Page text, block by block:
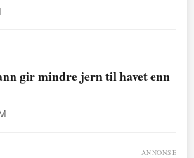
gir mindre jern til havet enn
ANNONSE